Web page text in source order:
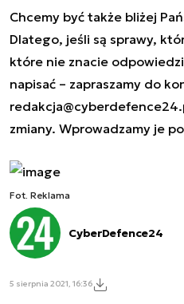
Chcemy być także bliżej
Dlatego, jeśli są sprawy,
które nie znacie
napisać – zapraszamy do
zmiany. Wprowadzamy je
Fot. Reklama
CyberDefence24
5 sierpnia 2021, 16:36